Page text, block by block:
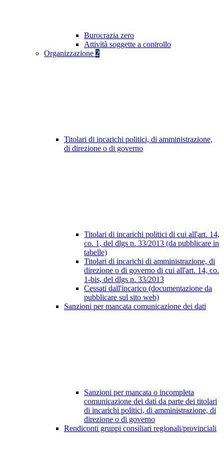
Burocrazia zero
Attività soggette a controllo
Organizzazione 2
Titolari di incarichi politici, di amministrazione,
di direzione o di governo
Titolari di incarichi politici di cui all'art. 14,
co. 1, del dlgs n. 33/2013 (da pubblicare in
tabelle)
Titolari di incarichi di amministrazione, di
direzione o di governo di cui all'art. 14, co.
1-bis, del dlgs n. 33/2013
Cessati dall'incarico (documentazione da
pubblicare sul sito web)
Sanzioni per mancata comunicazione dei dati
Sanzioni per mancata o incompleta
comunicazione dei dati da parte dei titolari
di incarichi politici, di amministrazione, di
direzione o di governo
Rendiconti gruppi consiliari regionali/provinciali